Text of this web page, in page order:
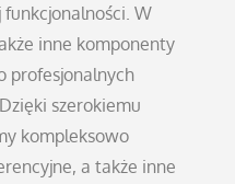
W
inne komponenty
profesjonalnych
szerokiemu
kompleksowo
a także inne